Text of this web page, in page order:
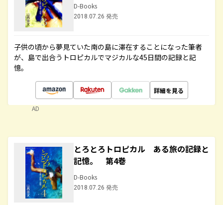
D-Books
2018.07.26 発売
子供の頃から夢見ていた南の島に滞在することになった筆者
が、島で出合うトロピカルでマジカルな45日間の記録と記
憶。
詳細を見る
AD
とろとろトロピカル ある旅の記録と
記憶。 第4巻
D-Books
2018.07.26 発売